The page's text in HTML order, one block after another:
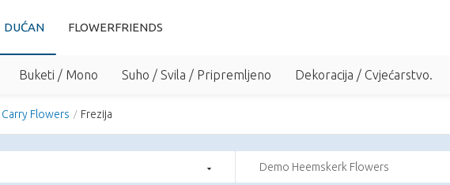
DUĆAN FLOWERFRIENDS
Buketi / Mono Suho / Svila / Pripremljeno Dekoracija / Cvjećarstvo.
Carry Flowers Frezija
Demo Heemskerk Flowers